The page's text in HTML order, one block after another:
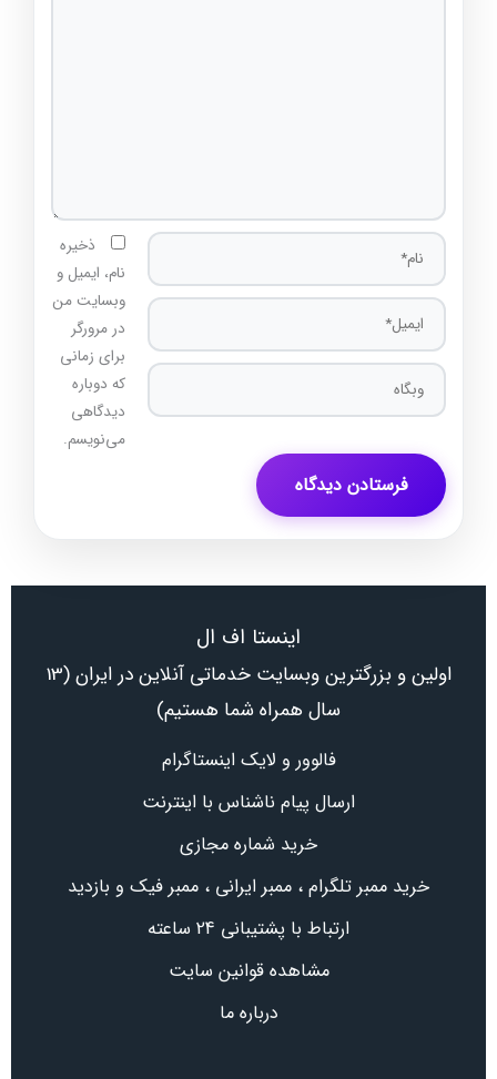
نام*
ایمیل*
وبگاه
ذخیره
نام، ایمیل و
وبسایت من
در مرورگر
برای زمانی
که دوباره
دیدگاهی
می‌نویسم.
اینستا اف ال
اولین و بزرگترین وبسایت خدماتی آنلاین در ایران (13
سال همراه شما هستیم)
فالوور و لایک اینستاگرام
ارسال پیام ناشناس با اینترنت
خرید شماره مجازی
خرید ممبر تلگرام ، ممبر ایرانی ، ممبر فیک و بازدید
ارتباط با پشتیبانی 24 ساعته
مشاهده قوانین سایت
درباره ما